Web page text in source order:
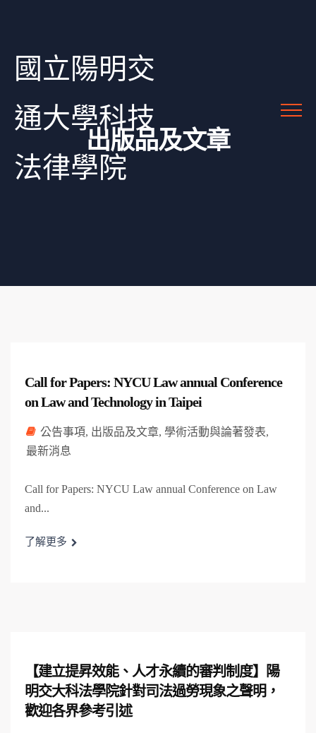
國立陽明交
通大學科技
法律學院
出版品及文章
Call for Papers: NYCU Law annual Conference
on Law and Technology in Taipei
公告事項, 出版品及文章, 學術活動與論著發表,
最新消息
Call for Papers: NYCU Law annual Conference on Law
and...
了解更多
【建立提昇效能、人才永續的審判制度】陽
明交大科法學院針對司法過勞現象之聲明，
歡迎各界參考引述